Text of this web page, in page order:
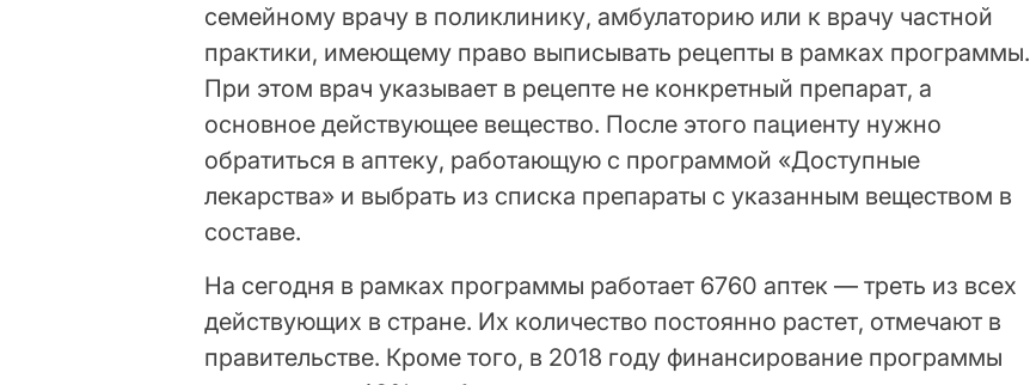
семейному врачу в поликлинику, амбулаторию или к врачу частной
практики, имеющему право выписывать рецепты в рамках программы.
При этом врач указывает в рецепте не конкретный препарат, а
основное действующее вещество. После этого пациенту нужно
обратиться в аптеку, работающую с программой «Доступные
лекарства» и выбрать из списка препараты с указанным веществом в
составе.
На сегодня в рамках программы работает 6760 аптек — треть из всех
действующих в стране. Их количество постоянно растет, отмечают в
правительстве. Кроме того, в 2018 году финансирование программы